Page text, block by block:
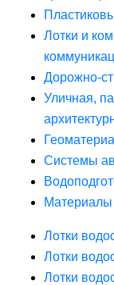
Лотки и
Дорожно-
Уличная,
Системы
Материалы
Лотки
Лотки
Лотки